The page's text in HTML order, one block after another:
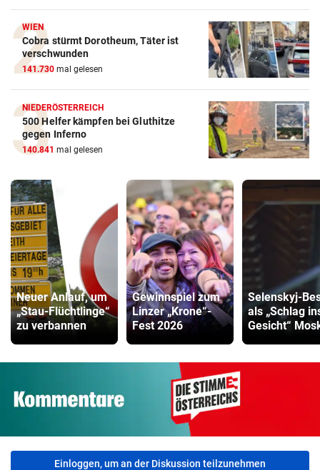
WIEN
Cobra stürmt Dorotheum, Täter ist
verschwunden
141.730 mal gelesen
NIEDERÖSTERREICH
500 Helfer kämpfen bei Gluthitze
gegen Inferno
140.841 mal gelesen
Neuer Anlauf, um
„Stau-Flüchtlinge“
zu verbannen
Gewinnspiel zum
Linzer „Krone“-
Fest 2026
Selenskyj-
als „Schlag
Gesicht“
Einloggen, um an der Diskussion teilzunehmen